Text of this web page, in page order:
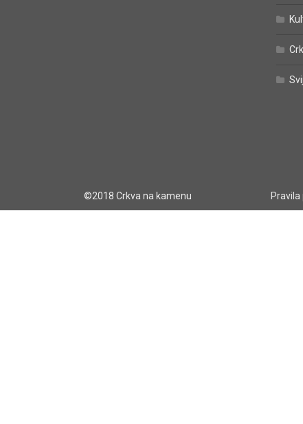
©2018 Crkva na kamenu